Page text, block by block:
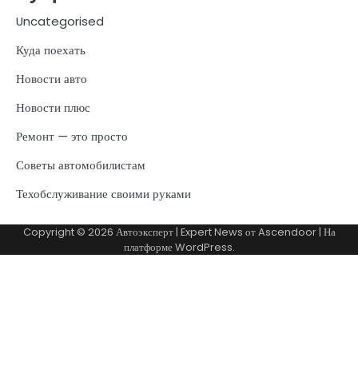
Uncategorised
Куда поехать
Новости авто
Новости плюс
Ремонт — это просто
Советы автомобилистам
Техобслуживание своими руками
Copyright © 2026 Автоэксперт| Expert News отAscendoor| На
платформеWordPress.